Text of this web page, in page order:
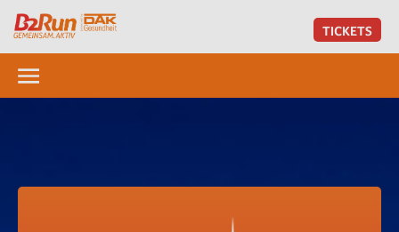
TICKETS